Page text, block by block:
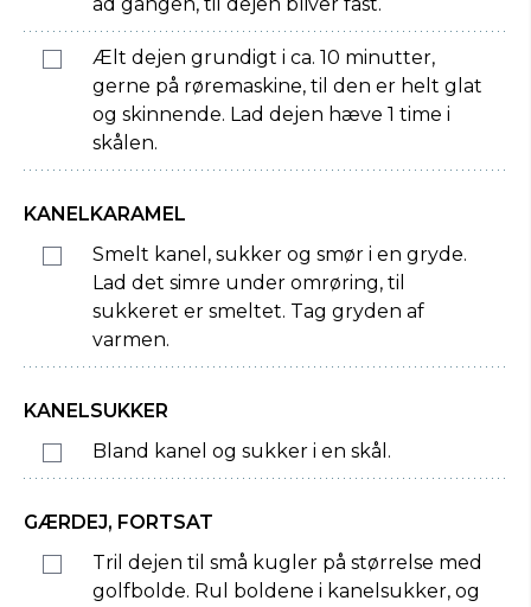
Ælt dejen grundigt i ca. 10 minutter,
gerne på røremaskine, til den er helt glat
og skinnende. Lad dejen hæve 1 time i
skålen.
KANELKARAMEL
Smelt kanel, sukker og smør i en gryde.
Lad det simre under omrøring, til
sukkeret er smeltet. Tag gryden af
varmen.
KANELSUKKER
Bland kanel og sukker i en skål.
GÆRDEJ, FORTSAT
Tril dejen til små kugler på størrelse med
golfbolde. Rul boldene i kanelsukker, og